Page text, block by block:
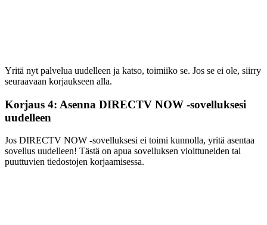
Yritä nyt palvelua uudelleen ja katso, toimiiko se. Jos se ei ole, siirry
seuraavaan korjaukseen alla.
Korjaus 4: Asenna DIRECTV NOW -sovelluksesi
uudelleen
Jos DIRECTV NOW -sovelluksesi ei toimi kunnolla, yritä asentaa
sovellus uudelleen! Tästä on apua sovelluksen vioittuneiden tai
puuttuvien tiedostojen korjaamisessa.